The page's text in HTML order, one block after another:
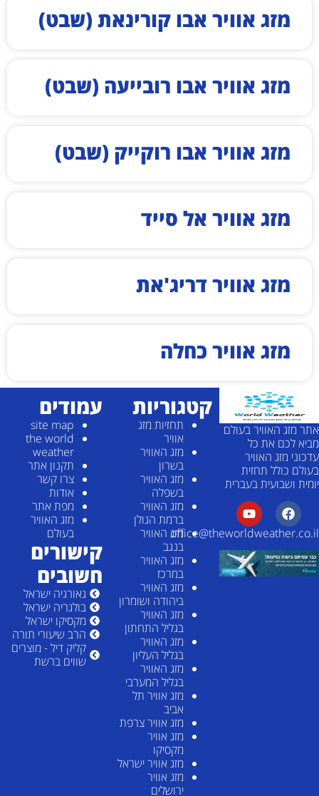
מזג אוויר אבו קורינאת (שבט)
מזג אוויר אבו רובייעה (שבט)
מזג אוויר אבו רוקייק (שבט)
מזג אוויר אל סייד
מזג אוויר דריג'את
מזג אוויר כחלה
אתר מזג האוויר בעולם
מביא לכם את כל
עדכוני מזג האוויר
בעולם כולל תחזית
יומית ושבועית בעברית
office@theworldweather.co.il
קטגוריות
תחזיות מזג
אוויר
מזג האוויר
בשרון
מזג האוויר
בשפלה
מזג האוויר
ברמת הגולן
מזג האוויר
בנגב
מזג האוויר
במרכז
מזג האוויר
ביהודה ושומרון
מזג האוויר
בגליל התחתון
מזג האוויר
בגליל העליון
מזג האוויר
בגליל המערבי
מזג אוויר תל
אביב
מזג אוויר צרפת
מזג אוויר
מקסיקו
מזג אוויר ישראל
מזג אוויר
ירושלים
עמודים
site map
the world
weather
תקנון אתר
צרו קשר
אודות
מפת אתר
מזג האוויר
בעולם
קישורים
חשובים
גאורגיה ישראל
בולגריה ישראל
מקסיקו ישראל
הרב שיעורי תורה
קליק דיל - מוצרים
שווים ברשת